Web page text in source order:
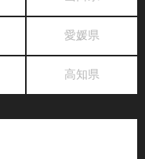
愛媛県
高知県